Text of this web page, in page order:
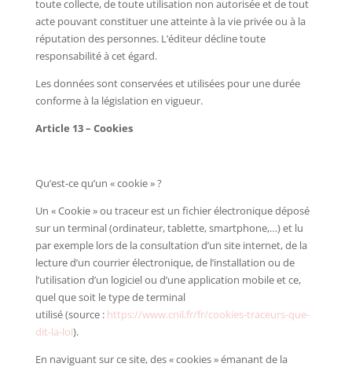
toute collecte, de toute utilisation non autorisée et de tout
acte pouvant constituer une atteinte à la vie privée ou à la
réputation des personnes. L’éditeur décline toute
responsabilité à cet égard.
Les données sont conservées et utilisées pour une durée
conforme à la législation en vigueur.
Article 13 – Cookies
Qu’est-ce qu’un « cookie » ?
Un « Cookie » ou traceur est un fichier électronique déposé
sur un terminal (ordinateur, tablette, smartphone,…) et lu
par exemple lors de la consultation d’un site internet, de la
lecture d’un courrier électronique, de l’installation ou de
l’utilisation d’un logiciel ou d’une application mobile et ce,
quel que soit le type de terminal
utilisé (source : https://www.cnil.fr/fr/cookies-traceurs-que-
dit-la-loi).
En naviguant sur ce site, des « cookies » émanant de la